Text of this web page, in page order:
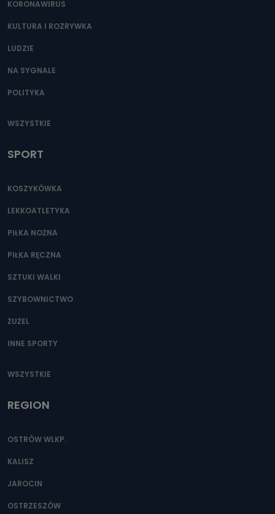
KORONAWIRUS
KULTURA I ROZRYWKA
LUDZIE
NA SYGNALE
POLITYKA
WSZYSTKIE
SPORT
KOSZYKÓWKA
LEKKOATLETYKA
PIŁKA NOŻNA
PIŁKA RĘCZNA
SZTUKI WALKI
SZYBOWNICTWO
ŻUŻEL
INNE SPORTY
WSZYSTKIE
REGION
OSTRÓW WLKP.
KALISZ
JAROCIN
OSTRZESZÓW